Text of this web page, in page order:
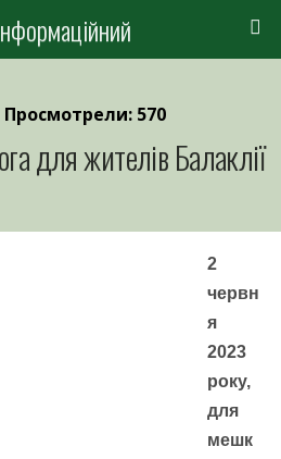
Просмотрели: 570
для жителів Балаклії
2
червн
я
2023
року,
для
мешк